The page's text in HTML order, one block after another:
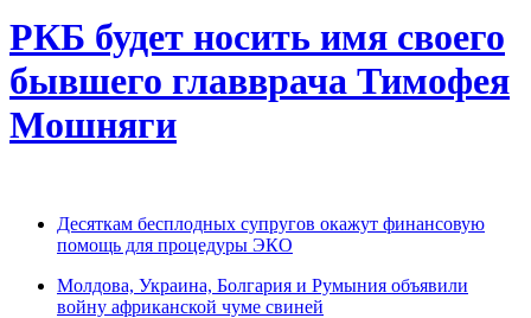
РКБ будет носить имя своего
бывшего главврача Тимофея
Мошняги
Десяткам бесплодных супругов окажут финансовую
помощь для процедуры ЭКО
Молдова, Украина, Болгария и Румыния объявили
войну африканской чуме свиней